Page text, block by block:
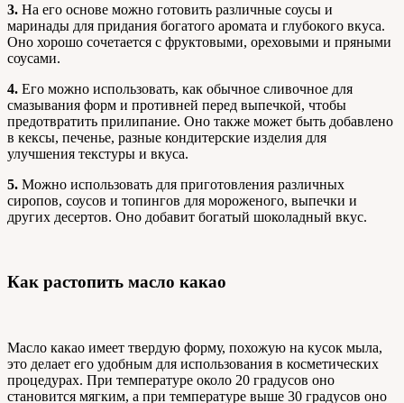
3. На его основе можно готовить различные соусы и
маринады для придания богатого аромата и глубокого вкуса.
Оно хорошо сочетается с фруктовыми, ореховыми и пряными
соусами.
4. Его можно использовать, как обычное сливочное для
смазывания форм и противней перед выпечкой, чтобы
предотвратить прилипание. Оно также может быть добавлено
в кексы, печенье, разные кондитерские изделия для
улучшения текстуры и вкуса.
5. Можно использовать для приготовления различных
сиропов, соусов и топингов для мороженого, выпечки и
других десертов. Оно добавит богатый шоколадный вкус.
Как растопить масло какао
Масло какао имеет твердую форму, похожую на кусок мыла,
это делает его удобным для использования в косметических
процедурах. При температуре около 20 градусов оно
становится мягким, а при температуре выше 30 градусов оно